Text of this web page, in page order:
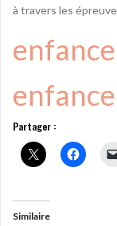
à travers les
enfance
enfance
Partager :
Similaire